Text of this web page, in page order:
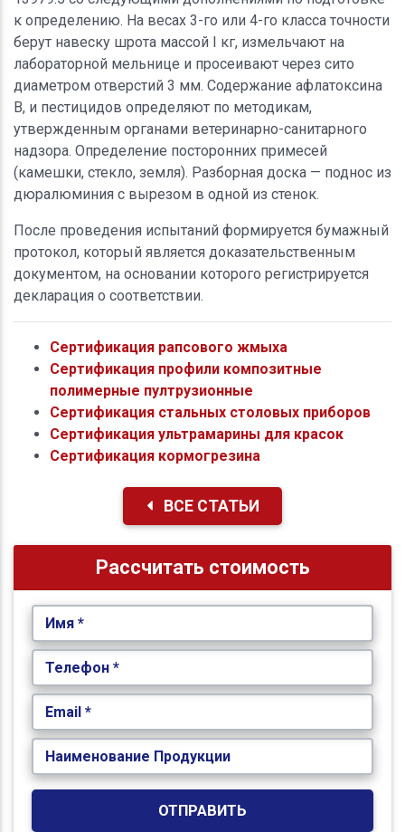
к определению. На весах 3-го или 4-го класса точности
берут навеску шрота массой I кг, измельчают на
лабораторной мельнице и просеивают через сито
диаметром отверстий 3 мм. Содержание афлатоксина
В, и пестицидов определяют по методикам,
утвержденным органами ветеринарно-санитарного
надзора. Определение посторонних примесей
(камешки, стекло, земля). Разборная доска — поднос из
дюралюминия с вырезом в одной из стенок.
После проведения испытаний формируется бумажный
протокол, который является доказательственным
документом, на основании которого регистрируется
декларация о соответствии.
Сертификация рапсового жмыха
Сертификация профили композитные
полимерные пултрузионные
Сертификация стальных столовых приборов
Сертификация ультрамарины для красок
Сертификация кормогрезина
ВСЕ СТАТЬИ
Рассчитать стоимость
Имя *
Телефон *
Email *
Наименование Продукции
ОТПРАВИТЬ